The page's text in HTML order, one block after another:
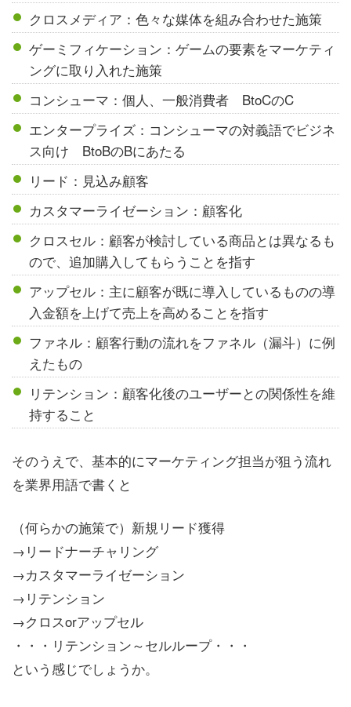
クロスメディア：色々な媒体を組み合わせた施策
ゲーミフィケーション：ゲームの要素をマーケティ
ングに取り入れた施策
コンシューマ：個人、一般消費者 BtoCのC
エンタープライズ：コンシューマの対義語でビジネ
ス向け BtoBのBにあたる
リード：見込み顧客
カスタマーライゼーション：顧客化
クロスセル：顧客が検討している商品とは異なるも
ので、追加購入してもらうことを指す
アップセル：主に顧客が既に導入しているものの導
入金額を上げて売上を高めることを指す
ファネル：顧客行動の流れをファネル（漏斗）に例
えたもの
リテンション：顧客化後のユーザーとの関係性を維
持すること
そのうえで、基本的にマーケティング担当が狙う流れ
を業界用語で書くと
（何らかの施策で）新規リード獲得
→リードナーチャリング
→カスタマーライゼーション
→リテンション
→クロスorアップセル
・・・リテンション～セルループ・・・
という感じでしょうか。